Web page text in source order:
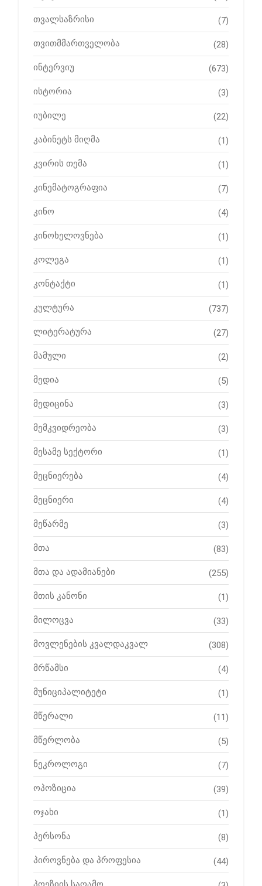
თვალსაზრისი (7)
თვითმმართველობა (28)
ინტერვიუ (673)
ისტორია (3)
იუბილე (22)
კაბინეტს მიღმა (1)
კვირის თემა (1)
კინემატოგრაფია (7)
კინო (4)
კინოხელოვნება (1)
კოლეგა (1)
კონტაქტი (1)
კულტურა (737)
ლიტერატურა (27)
მამული (2)
მედია (5)
მედიცინა (3)
მემკვიდრეობა (3)
მესამე სექტორი (1)
მეცნიერება (4)
მეცნიერი (4)
მეწარმე (3)
მთა (83)
მთა და ადამიანები (255)
მთის კანონი (1)
მილოცვა (33)
მოვლენების კვალდაკვალ (308)
მრწამსი (4)
მუნიციპალიტეტი (1)
მწერალი (11)
მწერლობა (5)
ნეკროლოგი (7)
ოპოზიცია (39)
ოჯახი (1)
პერსონა (8)
პიროვნება და პროფესია (44)